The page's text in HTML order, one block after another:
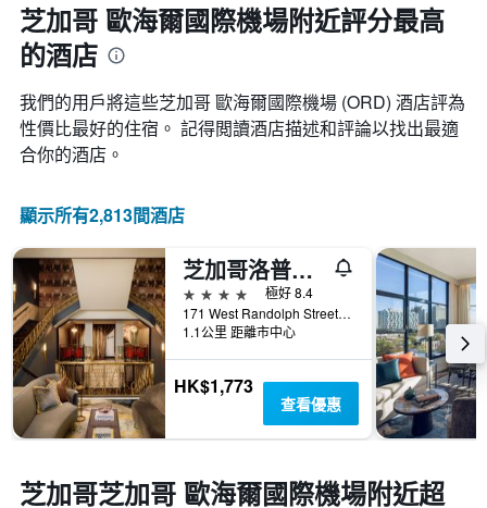
中
的
各
此
圖
表
具
1
條
Y
軸，
顯
示
房
間
的
平
均
價
近，
房
價
的
變
化
情
況。
表
1
個
X
軸，
顯
示
距
離
預
訂
期
的
芝加哥 歐海爾國際機場附近評分最高
的酒店
我們的用戶將這些芝加哥 歐海爾國際機場 (ORD) 酒店評為
性價比最好的住宿。 記得閲讀酒店描述和評論以找出最適
合你的酒店。
顯示所有2,813間酒店
芝加哥洛普歡快皇家索內斯塔飯店
4星級
極好 8.4
171 West Randolph Street, 芝加哥, IL, 美國
1.1公里 距離市中心
HK$1,773
查看優惠
芝加哥芝加哥 歐海爾國際機場附近超